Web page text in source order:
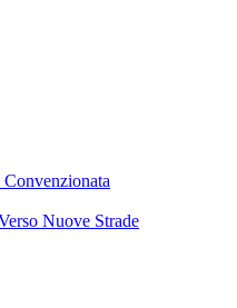
Nuove Strade